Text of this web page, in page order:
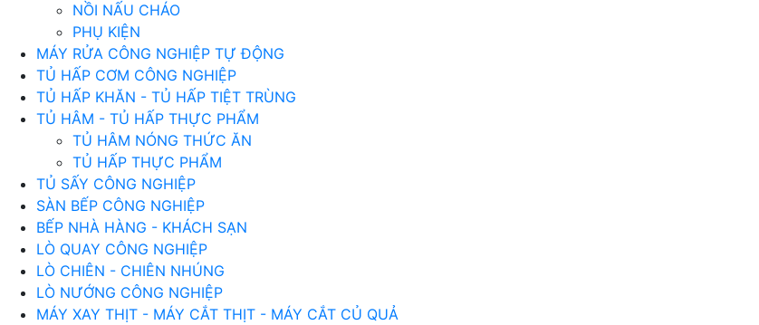
NỒI NẤU CHÁO
PHỤ KIỆN
MÁY RỬA CÔNG NGHIỆP TỰ ĐỘNG
TỦ HẤP CƠM CÔNG NGHIỆP
TỦ HẤP KHĂN - TỦ HẤP TIỆT TRÙNG
TỦ HÂM - TỦ HẤP THỰC PHẨM
TỦ HÂM NÓNG THỨC ĂN
TỦ HẤP THỰC PHẨM
TỦ SẤY CÔNG NGHIỆP
SÀN BẾP CÔNG NGHIỆP
BẾP NHÀ HÀNG - KHÁCH SẠN
LÒ QUAY CÔNG NGHIỆP
LÒ CHIÊN - CHIÊN NHÚNG
LÒ NƯỚNG CÔNG NGHIỆP
MÁY XAY THỊT - MÁY CẮT THỊT - MÁY CẮT CỦ QUẢ